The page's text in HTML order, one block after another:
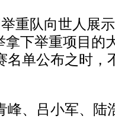
队向世人展示
拿下举重项目的
名单公布之时，
、吕小军、陆